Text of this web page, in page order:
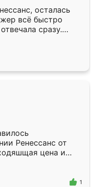
осталась
всё быстро
сразу.
подошёл к
Собрали
аккуратно, даже
Ренессанс от
цена и
Приехавший
самый
1